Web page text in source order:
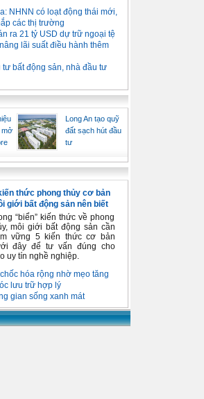
NHNN có loạt động thái mới,
các thị trường
ra 21 tỷ USD dự trữ ngoại tệ
lãi suất điều hành thêm
bất động sản, nhà đầu tư
mở
Long An tạo quỹ
đất sạch hút đầu
tư
thức phong thủy cơ bản
giới bất động sản nên biết
“biển” kiến thức về phong
môi giới bất động sản cần
vững 5 kiến thức cơ bản
đây để tư vấn đúng cho
uy tín nghề nghiệp.
hóa rộng nhờ mẹo tăng
lưu trữ hợp lý
gian sống xanh mát